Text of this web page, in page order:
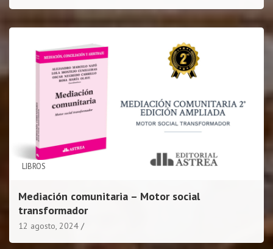
LIBROS
Mediación comunitaria – Motor social
transformador
12 agosto, 2024